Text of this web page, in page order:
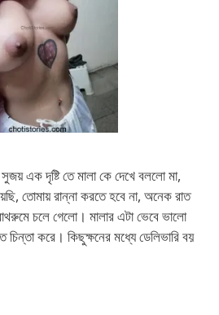
দৃষ্টি তে মালা কে দেখে বললো মা,
তোমায় রান্না করতে হবে না, অনেক রাত
চলে গেলো। মালার এটা ভেবে ভালো
করে। কিছুক্ষনের মধ্যে ডেলিভারি বয়